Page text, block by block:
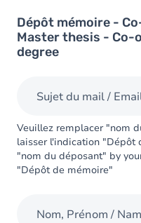
Dépôt mémoire -
Master thesis - Co-
degree
Sujet du mail /
Veuillez remplacer "nom
laisser l'indication "Dépôt
"nom du déposant" by
"Dépôt de mémoire"
Nom, Prénom /